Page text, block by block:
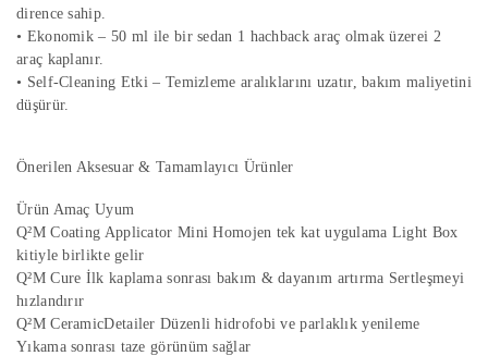
dirence sahip.
• Ekonomik – 50 ml ile bir sedan 1 hachback araç olmak üzerei 2
araç kaplanır.
• Self-Cleaning Etki – Temizleme aralıklarını uzatır, bakım maliyetini
düşürür.
Önerilen Aksesuar & Tamamlayıcı Ürünler
Ürün Amaç Uyum
Q²M Coating Applicator Mini Homojen tek kat uygulama Light Box
kitiyle birlikte gelir
Q²M Cure İlk kaplama sonrası bakım & dayanım artırma Sertleşmeyi
hızlandırır
Q²M CeramicDetailer Düzenli hidrofobi ve parlaklık yenileme
Yıkama sonrası taze görünüm sağlar